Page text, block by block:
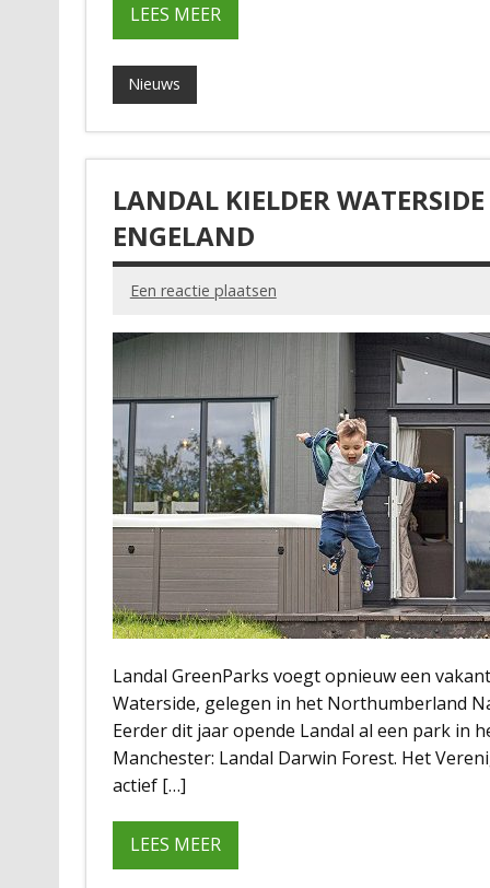
LEES MEER
Nieuws
LANDAL KIELDER
ENGELAND
Een reactie plaatsen
Landal GreenParks voegt opnieuw een
Waterside, gelegen in het Northumberland
Eerder dit jaar opende Landal al een park in
Manchester: Landal Darwin Forest. Het
actief […]
LEES MEER